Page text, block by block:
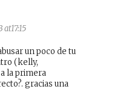
at17:15
un poco de tu
(kelly,
la primera
gracias una